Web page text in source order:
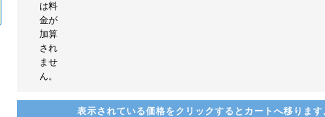
は料
金が
加算
され
ませ
ん。
表示されている価格をクリックするとカートへ移ります